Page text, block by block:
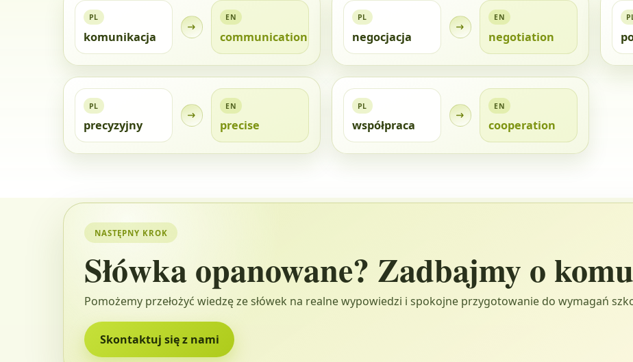
PL
komunikacja
EN
communication
PL
negocjacja
EN
negotiation
PL
precyzyjny
EN
precise
PL
współpraca
EN
cooperation
NASTĘPNY KROK
Słówka opanowane? Zadbajmy o
Pomożemy przełożyć wiedzę ze słówek na realne wypowiedzi i spokojne przygotowanie do wymagań
Skontaktuj się z nami